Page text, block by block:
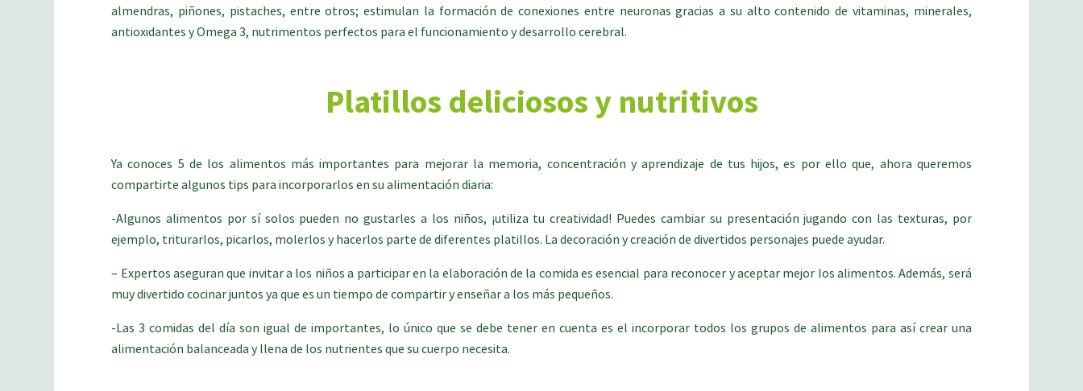
almendras, piñones, pistaches, entre otros; estimulan la formación de conexiones entre neuronas gracias a su alto contenido de vitaminas, minerales,
antioxidantes y Omega 3, nutrimentos perfectos para el funcionamiento y desarrollo cerebral.
Platillos deliciosos y nutritivos
Ya conoces 5 de los alimentos más importantes para mejorar la memoria, concentración y aprendizaje de tus hijos, es por ello que, ahora queremos
compartirte algunos tips para incorporarlos en su alimentación diaria:
-Algunos alimentos por sí solos pueden no gustarles a los niños, ¡utiliza tu creatividad! Puedes cambiar su presentación jugando con las texturas, por
ejemplo, triturarlos, picarlos, molerlos y hacerlos parte de diferentes platillos. La decoración y creación de divertidos personajes puede ayudar.
– Expertos aseguran que invitar a los niños a participar en la elaboración de la comida es esencial para reconocer y aceptar mejor los alimentos. Además, será
muy divertido cocinar juntos ya que es un tiempo de compartir y enseñar a los más pequeños.
-Las 3 comidas del día son igual de importantes, lo único que se debe tener en cuenta es el incorporar todos los grupos de alimentos para así crear una
alimentación balanceada y llena de los nutrientes que su cuerpo necesita.